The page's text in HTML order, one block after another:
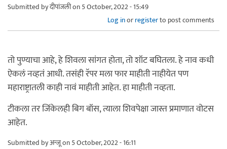
Submitted byदीपांजलीon 5 October, 2022 - 15:49
Log inorregisterto post comments
तो पुण्याचा आहे, हे शिवला सांगत होता, तो शॉट बघितला. हे नाव कधी
ऐकलं नव्हतं आधी. तसंही रॅपर मला फार माहीती नाहीयेत पण
महाराष्ट्रातली काही नावं माहीती आहेत. हा माहीती नव्हता.
टीकला तर जिंकेलही बिग बॉस, त्याला शिवपेक्षा जास्त प्रमाणात वोटस
आहेत.
Submitted byअन्जूon 5 October, 2022 - 16:11